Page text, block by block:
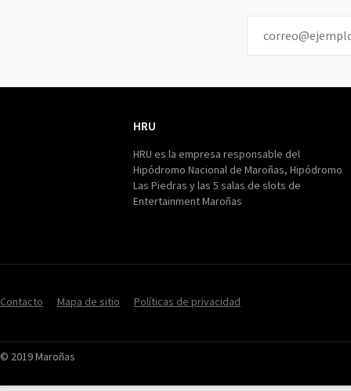
HRU
HRU es la empresa responsable del
Hipódromo Nacional de Maroñas, Hipódromo
Las Piedras y las 5 salas de slots de
Entertainment Maroñas
Contacto Mapa de sitio Políticas de privacidad
© 2019 Maroñas